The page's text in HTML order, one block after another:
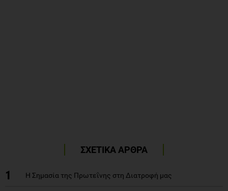
ΣΧΕΤΙΚΑ ΑΡΘΡΑ
1 Η Σημασία της Πρωτεΐνης στη Διατροφή μας